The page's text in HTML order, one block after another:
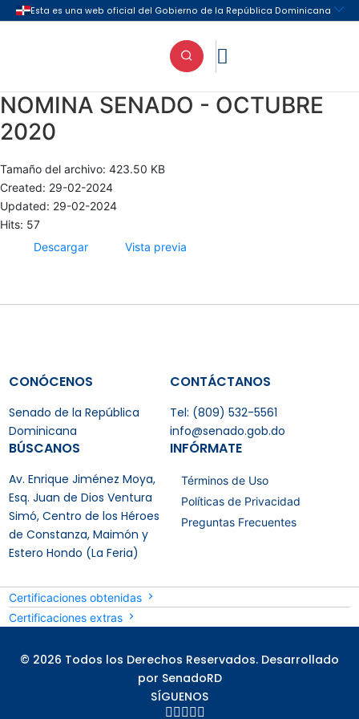

NOMINA SENADO - OCTUBRE
2020
Tamaño del archivo: 423.50 KB
Created: 29-02-2024
Updated: 29-02-2024
Hits: 57
Descargar
Vista previa
CONÓCENOS
Senado de la República
Dominicana
CONTÁCTANOS
Tel: (809) 532-5561
info@senado.gob.do
BÚSCANOS
Av. Enrique Jiménez Moya,
Esq. Juan de Dios Ventura
Simó, Centro de los Héroes
de Constanza, Maimón y
Estero Hondo (La Feria)
INFÓRMATE
Términos de Uso
Políticas de Privacidad
Preguntas Frecuentes
Certificaciones obtenidas
Certificaciones extras
© 2026 Todos los Derechos Reservados. Desarrollado
por SenadoRD
SÍGUENOS
    